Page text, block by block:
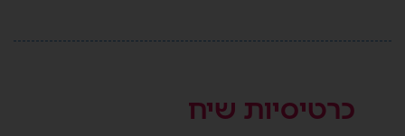
כרטיסיות שיח